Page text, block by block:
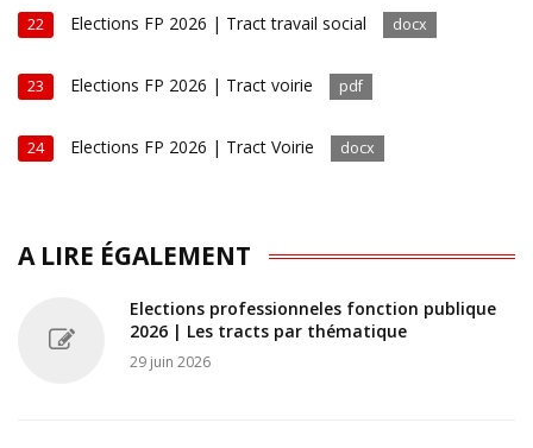
22 Elections FP 2026 | Tract travail social docx
23 Elections FP 2026 | Tract voirie pdf
24 Elections FP 2026 | Tract Voirie docx
A LIRE ÉGALEMENT
Elections professionneles fonction publique
2026 | Les tracts par thématique
29 juin 2026